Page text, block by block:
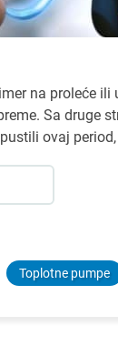
na proleće
Sa druge
ovaj
Toplotne pumpe